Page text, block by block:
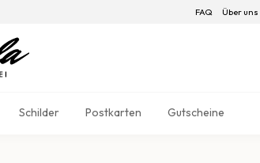
FAQ Über uns
Schilder Postkarten Gutscheine